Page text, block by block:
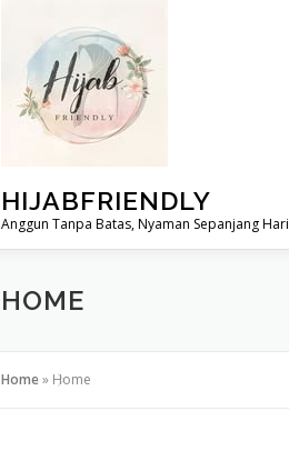
HIJABFRIENDLY
Anggun Tanpa Batas, Nyaman Sepanjang Hari
HOME
Home» Home